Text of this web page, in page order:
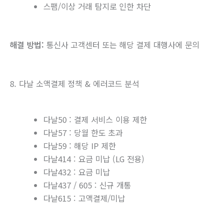
스팸/이상 거래 탐지로 인한 차단
해결 방법: 통신사 고객센터 또는 해당 결제 대행사에 문의
8. 다날 소액결제 정책 & 에러코드 분석
다날50 : 결제 서비스 이용 제한
다날57 : 당월 한도 초과
다날59 : 해당 IP 제한
다날414 : 요금 미납 (LG 전용)
다날432 : 요금 미납
다날437 / 605 : 신규 개통
다날615 : 고액결제/미납